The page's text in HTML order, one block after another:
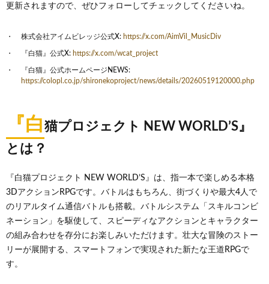
更新されますので、ぜひフォローしてチェックしてくださいね。
株式会社アイムビレッジ公式X: https://x.com/AimVil_MusicDiv
『白猫』公式X: https://x.com/wcat_project
『白猫』公式ホームページNEWS:
https://colopl.co.jp/shironekoproject/news/details/20260519120000.php
『白猫プロジェクト NEW WORLD’S』
とは？
『白猫プロジェクト NEW WORLD’S』は、指一本で楽しめる本格
3DアクションRPGです。バトルはもちろん、街づくりや最大4人で
のリアルタイム通信バトルも搭載。バトルシステム「スキルコンビ
ネーション」を駆使して、スピーディなアクションとキャラクター
の組み合わせを存分にお楽しみいただけます。壮大な冒険のストー
リーが展開する、スマートフォンで実現された新たな王道RPGで
す。